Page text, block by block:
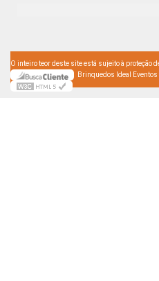
O inteiro teor deste site está sujeito à proteção
Brinquedos Ideal